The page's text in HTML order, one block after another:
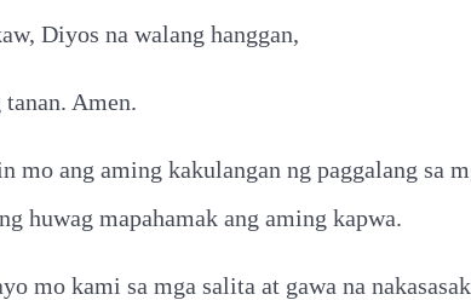
Diyos na walang hanggan,
Amen.
mo ang aming kakulangan ng paggalang sa
huwag mapahamak ang aming kapwa.
mo kami sa mga salita at gawa na